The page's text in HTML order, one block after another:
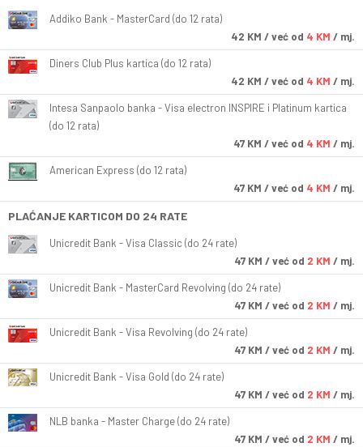
Addiko Bank - MasterCard (do 12 rata)
42 KM / već od 4 KM / mj.
Diners Club Plus kartica (do 12 rata)
42 KM / već od 4 KM / mj.
Intesa Sanpaolo banka - Visa electron INSPIRE i Platinum kartica
(do 12 rata)
47 KM / već od 4 KM / mj.
American Express (do 12 rata)
47 KM / već od 4 KM / mj.
PLAĆANJE KARTICOM DO 24 RATE
Unicredit Bank - Visa Classic (do 24 rate)
47 KM / već od 2 KM / mj.
Unicredit Bank - MasterCard Revolving (do 24 rate)
47 KM / već od 2 KM / mj.
Unicredit Bank - Visa Revolving (do 24 rate)
47 KM / već od 2 KM / mj.
Unicredit Bank - Visa Gold (do 24 rate)
47 KM / već od 2 KM / mj.
NLB banka - Master Charge (do 24 rate)
47 KM / već od 2 KM / mj.